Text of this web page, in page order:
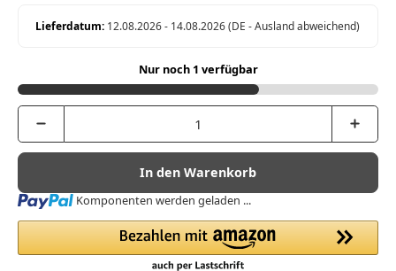
Lieferdatum: 12.08.2026 - 14.08.2026(DE - Ausland abweichend)
Nur noch 1 verfügbar
In den Warenkorb
Loading... Komponenten werden geladen ...